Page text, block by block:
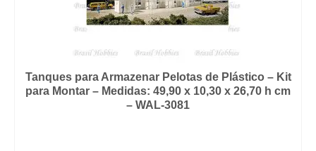
Tanques para Armazenar Pelotas de Plástico – Kit
para Montar – Medidas: 49,90 x 10,30 x 26,70 h cm
– WAL-3081